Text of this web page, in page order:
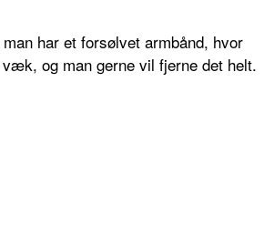
har et forsølvet armbånd, hvor
og man gerne vil fjerne det helt.